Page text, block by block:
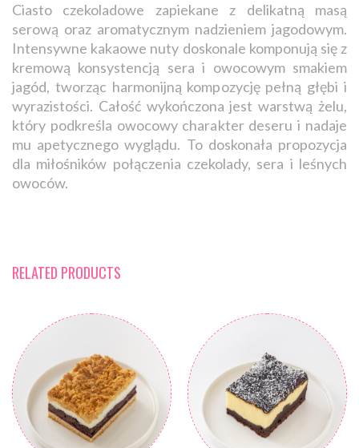
Ciasto czekoladowe zapiekane z delikatną masą
serową oraz aromatycznym nadzieniem jagodowym.
Intensywne kakaowe nuty doskonale komponują się z
kremową konsystencją sera i owocowym smakiem
jagód, tworząc harmonijną kompozycję pełną głębi i
wyrazistości. Całość wykończona jest warstwą żelu,
który podkreśla owocowy charakter deseru i nadaje
mu apetycznego wyglądu. To doskonała propozycja
dla miłośników połączenia czekolady, sera i leśnych
owoców.
RELATED PRODUCTS